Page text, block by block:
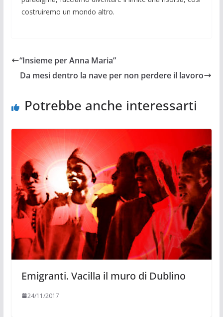
costruiremo un mondo altro.
“Insieme per Anna Maria”
Da mesi dentro la nave per non perdere il lavoro
Potrebbe anche interessarti
Emigranti. Vacilla il muro di Dublino
24/11/2017